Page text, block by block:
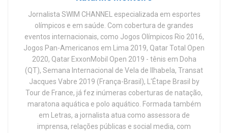
Jornalista SWIM CHANNEL especializada em esportes
olímpicos e em saúde. Com cobertura de grandes
eventos internacionais, como Jogos Olímpicos Rio 2016,
Jogos Pan-Americanos em Lima 2019, Qatar Total Open
2020, Qatar ExxonMobil Open 2019 - tênis em Doha
(QT), Semana Internacional de Vela de Ilhabela, Transat
Jacques Vabre 2019 (França-Brasil), L'Étape Brasil by
Tour de France, já fez inúmeras coberturas de natação,
maratona aquática e polo aquático. Formada também
em Letras, a jornalista atua como assessora de
imprensa, relações públicas e social media, com